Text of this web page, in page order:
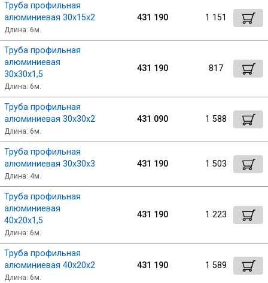
Труба профильная
алюминиевая 30х15х2
Длина: 6м.
431 190 1 151
Труба профильная
алюминиевая
30х30х1,5
Длина: 6м.
431 190 817
Труба профильная
алюминиевая 30х30х2
Длина: 6м.
431 090 1 588
Труба профильная
алюминиевая 30х30х3
Длина: 4м.
431 190 1 503
Труба профильная
алюминиевая
40х20х1,5
Длина: 6м.
431 190 1 223
Труба профильная
алюминиевая 40х20х2
Длина: 6м.
431 190 1 589